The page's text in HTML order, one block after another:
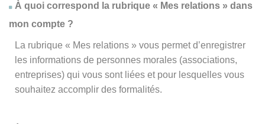
À quoi correspond la rubrique « Mes relations » dans
mon compte ?
La rubrique « Mes relations » vous permet d’enregistrer
les informations de personnes morales (associations,
entreprises) qui vous sont liées et pour lesquelles vous
souhaitez accomplir des formalités.